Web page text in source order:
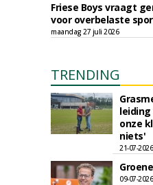
Friese Boys vraagt
voor overbelaste
maandag 27 juli 2026
TRENDING
leiding
onze
niets'
21-07-
09-07-